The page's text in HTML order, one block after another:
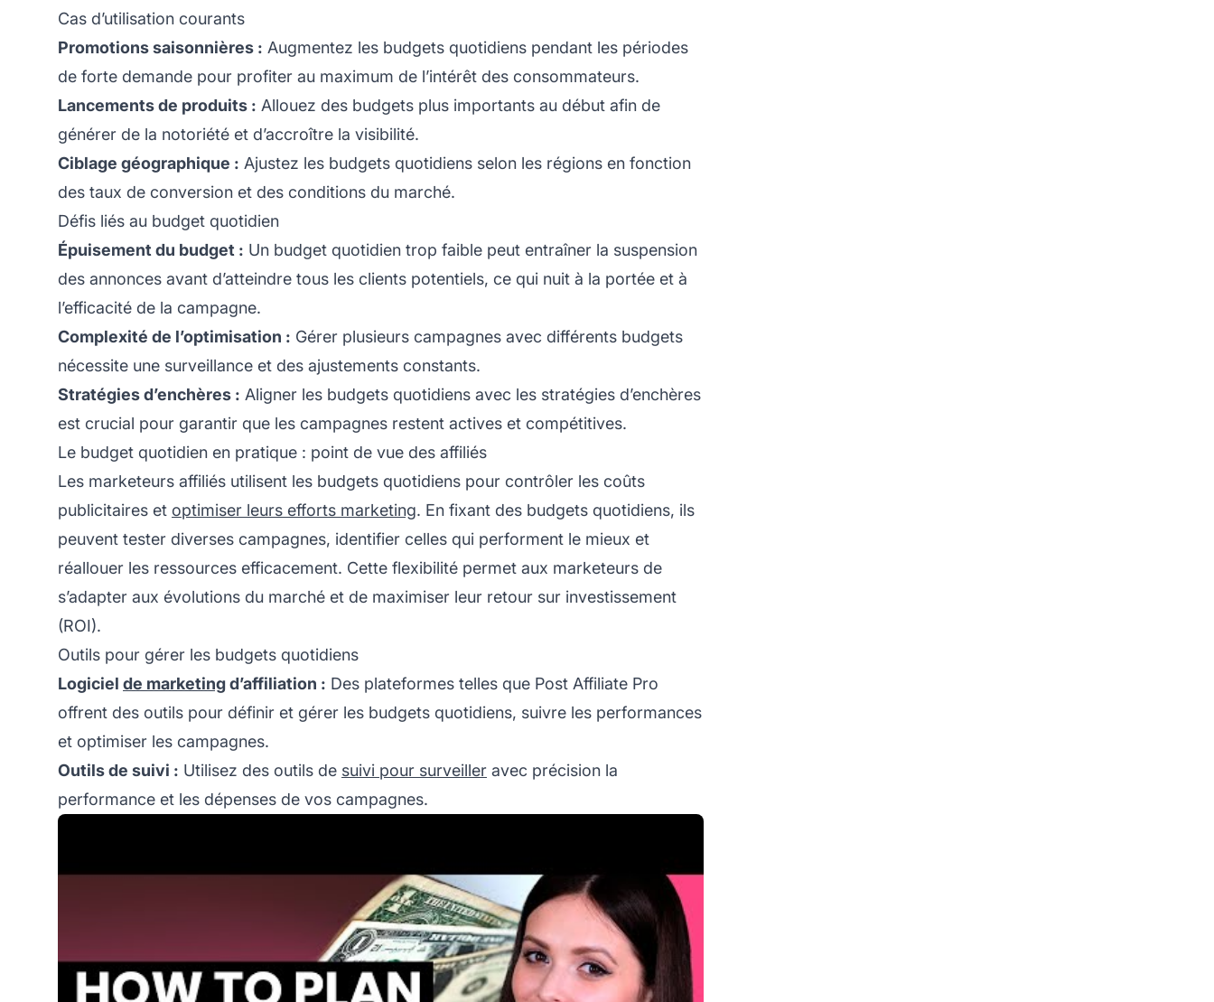
Cas d’utilisation courants
Promotions saisonnières : Augmentez les budgets quotidiens pendant les périodes
de forte demande pour profiter au maximum de l’intérêt des consommateurs.
Lancements de produits : Allouez des budgets plus importants au début afin de
générer de la notoriété et d’accroître la visibilité.
Ciblage géographique : Ajustez les budgets quotidiens selon les régions en fonction
des taux de conversion et des conditions du marché.
Défis liés au budget quotidien
Épuisement du budget : Un budget quotidien trop faible peut entraîner la suspension
des annonces avant d’atteindre tous les clients potentiels, ce qui nuit à la portée et à
l’efficacité de la campagne.
Complexité de l’optimisation : Gérer plusieurs campagnes avec différents budgets
nécessite une surveillance et des ajustements constants.
Stratégies d’enchères : Aligner les budgets quotidiens avec les stratégies d’enchères
est crucial pour garantir que les campagnes restent actives et compétitives.
Le budget quotidien en pratique : point de vue des affiliés
Les marketeurs affiliés utilisent les budgets quotidiens pour contrôler les coûts
publicitaires et optimiser leurs efforts marketing. En fixant des budgets quotidiens, ils
peuvent tester diverses campagnes, identifier celles qui performent le mieux et
réallouer les ressources efficacement. Cette flexibilité permet aux marketeurs de
s’adapter aux évolutions du marché et de maximiser leur retour sur investissement
(ROI).
Outils pour gérer les budgets quotidiens
Logiciel de marketingd’affiliation : Des plateformes telles que Post Affiliate Pro
offrent des outils pour définir et gérer les budgets quotidiens, suivre les performances
et optimiser les campagnes.
Outils de suivi : Utilisez des outils de suivi pour surveiller avec précision la
performance et les dépenses de vos campagnes.